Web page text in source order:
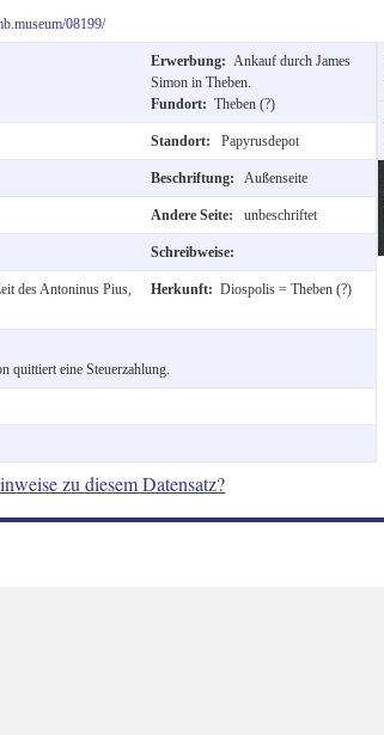
08199/
Erwerbung: Ankauf durch James
Simon in Theben.
Fundort: Theben (?)
Standort: Papyrusdepot
Beschriftung: Außenseite
Andere Seite: unbeschriftet
Schreibweise:
des Antoninus Pius,
Herkunft: Diospolis = Theben (?)
quittiert eine Steuerzahlung.
zu diesem Datensatz?